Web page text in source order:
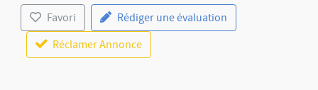
Favori
Rédiger une évaluation
Réclamer Annonce